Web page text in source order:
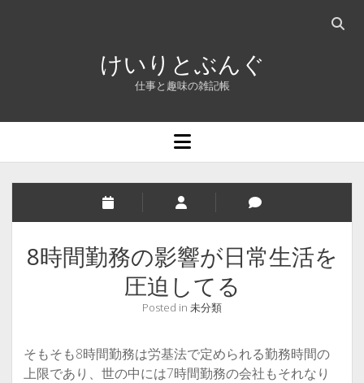
Open
けいりとぶんぐ
仕事と趣味の雑記帳
open
menu
8時間勤務の影響が日常生活を
圧迫してる
Posted in 未分類
そもそも8時間勤務は労基法で定められる勤務時間の
上限であり、世の中には7時間勤務の会社もそれなり